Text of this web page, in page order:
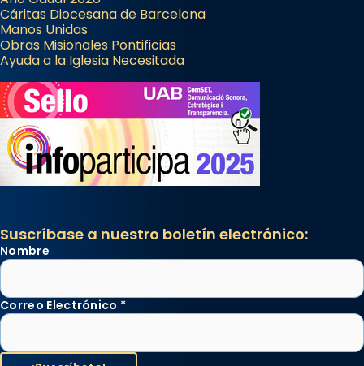
Cáritas Diocesana de Barcelona
Manos Unidas
Obras Misionales Pontificias
Ayuda a la Iglesia Necesitada
Suscríbase a nuestro boletín electrónico:
Nombre
Correo Electrónico *